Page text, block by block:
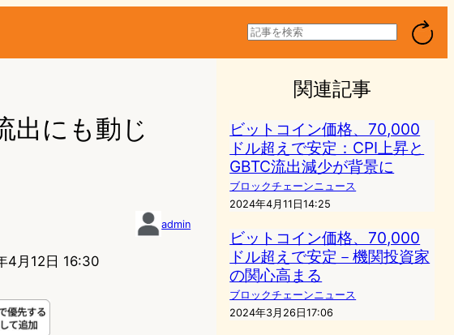
検
索
出にも動じ
admin
4月12日 16:30
関連記事
ビットコイン価格、70,000
ドル超えで安定：CPI上昇と
GBTC流出減少が背景に
ブロックチェーンニュース
2024年4月11日14:25
ビットコイン価格、70,000
ドル超えで安定－機関投資家
の関心高まる
ブロックチェーンニュース
2024年3月26日17:06